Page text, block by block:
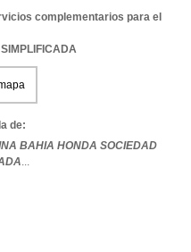
complementarios para el
de:
BAHIA HONDA SOCIEDAD
...